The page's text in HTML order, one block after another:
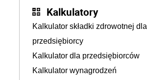
Kalkulatory
Kalkulator składki zdrowotnej dla
przedsiębiorcy
Kalkulator dla przedsiębiorców
Kalkulator wynagrodzeń